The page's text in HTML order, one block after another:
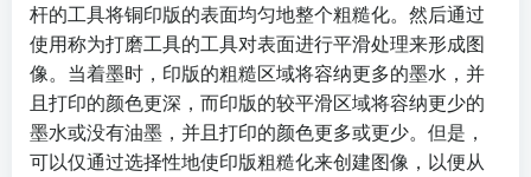
杆的工具将铜印版的表面均匀地整个粗糙化。然后通过
使用称为打磨工具的工具对表面进行平滑处理来形成图
像。当着墨时，印版的粗糙区域将容纳更多的墨水，并
且打印的颜色更深，而印版的较平滑区域将容纳更少的
墨水或没有油墨，并且打印的颜色更多或更少。但是，
可以仅通过选择性地使印版粗糙化来创建图像，以便从